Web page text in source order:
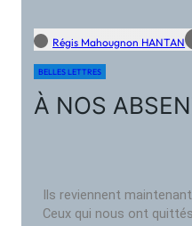
Régis Mahougnon HANTAN
BELLES LETTRES
À NOS
Ils reviennent maintenant
Ceux qui nous ont